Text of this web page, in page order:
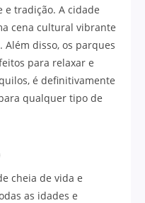
e tradição. A cidade
cena cultural vibrante
disso, os parques
para relaxar e
é definitivamente
qualquer tipo de
cheia de vida e
as idades e